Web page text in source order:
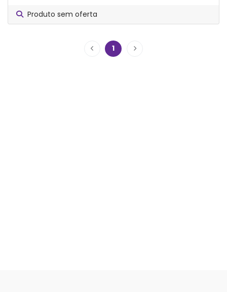
Produto sem oferta
1